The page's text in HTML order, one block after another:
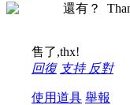
還有？
售了,thx!
回復 支持 反對
使用道具 舉報